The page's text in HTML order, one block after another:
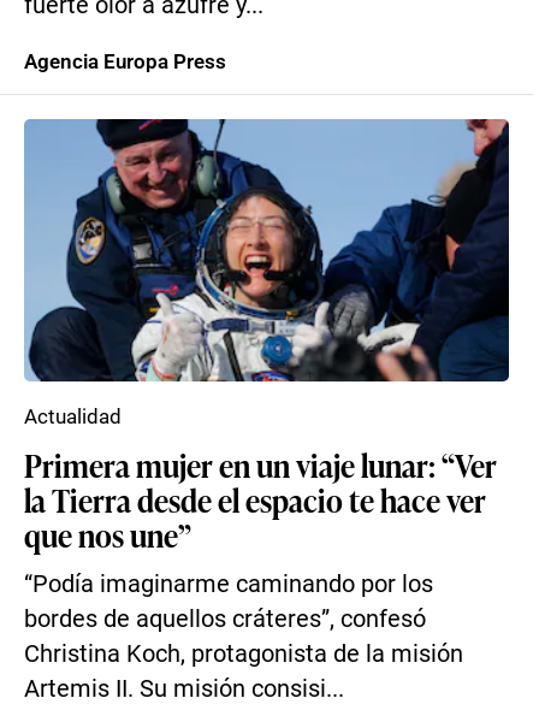
Agencia Europa Press
Primera mujer en un viaje lunar: “Ver
la Tierra desde el espacio te hace ver
que nos une”
“Podía imaginarme caminando por los
bordes de aquellos cráteres”, confesó
Christina Koch, protagonista de la misión
Artemis II. Su misión consisi...
Actualidad